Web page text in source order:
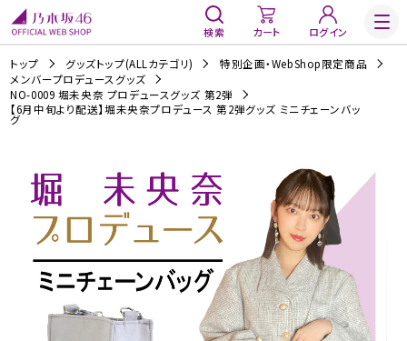
検索 カート ログイン
トップ グッズトップ(ALLカテゴリ)
特別企画・WebShop限定商品
メンバープロデュースグッズ
NO-0009 堀未央奈 プロデュースグッズ 第2弾
【6月中旬より配送】堀未央奈プロデュース 第2弾グッズ ミニチェーンバッ
グ